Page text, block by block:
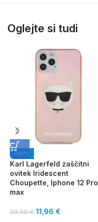
Oglejte si tudi
-60%
Karl Lagerfeld zaščitni
ovitek Iridescent
Choupette, Iphone 12 Pro
max
29,90€ 11,96 €